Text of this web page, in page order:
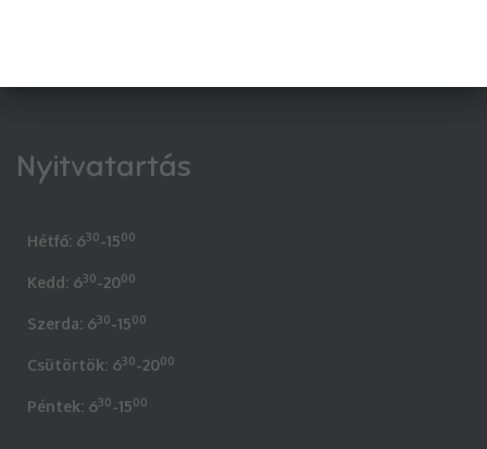
Nyitvatartás
Hétfő: 630-1500
Kedd: 630-2000
Szerda: 630-1500
Csütörtök: 630-2000
Péntek: 630-1500